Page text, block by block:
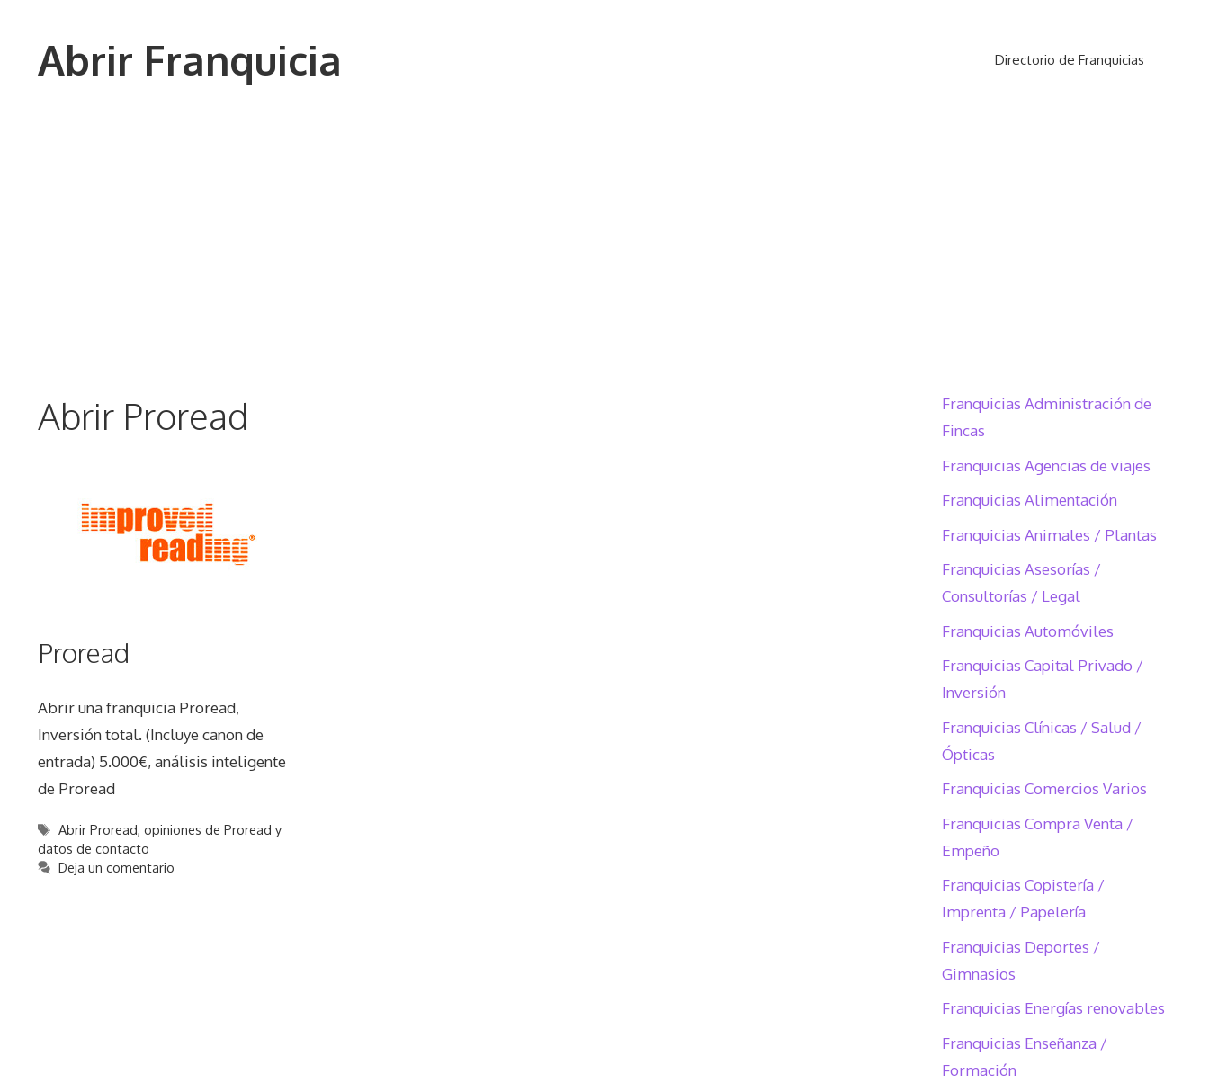
contenidoAbrir Franquicia Directorio de Franquicias
Abrir Proread
Proread
Abrir una franquicia Proread,
Inversión total. (Incluye canon de
entrada) 5.000€, análisis inteligente
de Proread
Etiquetas
Abrir Proread,opiniones de Proread y
datos de contacto
Deja un comentario
Franquicias Administración de
Fincas
Franquicias Agencias de viajes
Franquicias Alimentación
Franquicias Animales / Plantas
Franquicias Asesorías /
Consultorías / Legal
Franquicias Automóviles
Franquicias Capital Privado /
Inversión
Franquicias Clínicas / Salud /
Ópticas
Franquicias Comercios Varios
Franquicias Compra Venta /
Empeño
Franquicias Copistería /
Imprenta / Papelería
Franquicias Deportes /
Gimnasios
Franquicias Energías renovables
Franquicias Enseñanza /
Formación